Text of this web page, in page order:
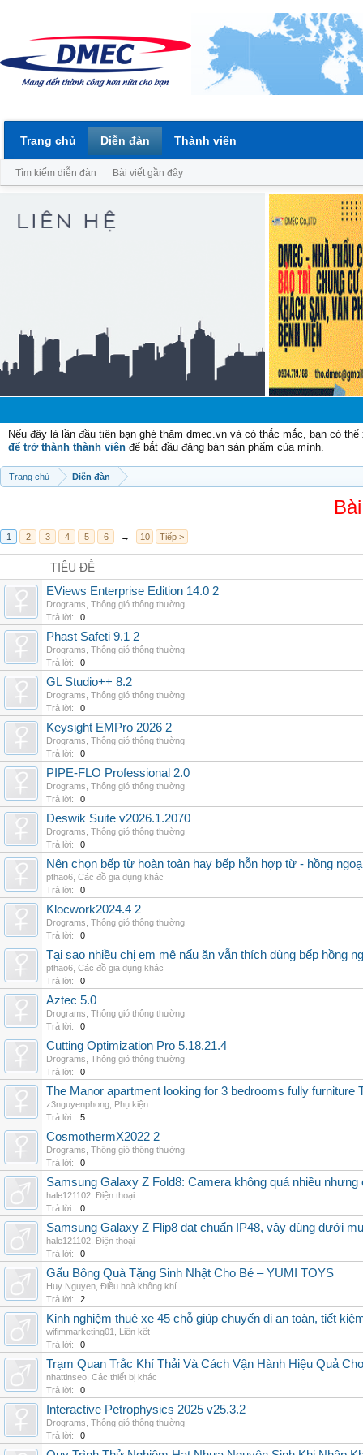
Nếu đây là lần đầu tiên bạn ghé thăm dmec.vn và có thắc mắc, bạn có
để trở thành thành viên để bắt đầu đăng bán sản phẩm của mình.
Trang chủ Diễn đàn
1 2 3 4 5 6 → 10 Tiếp >
TIÊU ĐỀ
EViews Enterprise Edition 14.0 2
Drograms Thông gió thông thường
Trả lời:
0
Phast Safeti 9.1 2
Drograms Thông gió thông thường
Trả lời:
0
GL Studio++ 8.2
Drograms Thông gió thông thường
Trả lời:
0
Keysight EMPro 2026 2
Drograms Thông gió thông thường
Trả lời:
0
PIPE-FLO Professional 2.0
Drograms Thông gió thông thường
Trả lời:
0
Deswik Suite v2026.1.2070
Drograms Thông gió thông thường
Trả lời:
0
Nên chọn bếp từ hoàn toàn hay bếp hỗn hợp từ - hồng
pthao6 Các đồ gia dụng khác
Trả lời:
0
Klocwork2024.4 2
Drograms Thông gió thông thường
Trả lời:
0
Tại sao nhiều chị em mê nấu ăn vẫn thích dùng bếp hồng
pthao6 Các đồ gia dụng khác
Trả lời:
0
Aztec 5.0
Drograms Thông gió thông thường
Trả lời:
0
Cutting Optimization Pro 5.18.21.4
Drograms Thông gió thông thường
Trả lời:
0
The Manor apartment looking for 3 bedrooms fully furniture
z3nguyenphong Phụ kiện
Trả lời:
5
CosmothermX2022 2
Drograms Thông gió thông thường
Trả lời:
0
Samsung Galaxy Z Fold8: Camera không quá nhiều nhưng
hale121102 Điện thoại
Trả lời:
0
Samsung Galaxy Z Flip8 đạt chuẩn IP48, vậy dùng dưới
hale121102 Điện thoại
Trả lời:
0
Gấu Bông Quà Tặng Sinh Nhật Cho Bé – YUMI TOYS
Huy Nguyen Điều hoà không khí
Trả lời:
2
Kinh nghiệm thuê xe 45 chỗ giúp chuyến đi an toàn, tiết
wifimmarketing01
Liên kết
Trả lời:
0
Trạm Quan Trắc Khí Thải Và Cách Vận Hành Hiệu Quả
nhattinseo Các thiết bị khác
Trả lời:
0
Interactive Petrophysics 2025 v25.3.2
Drograms Thông gió thông thường
Trả lời:
0
Trang chủ Diễn đàn
Tìm kiếm diễn đàn Bài viết gần đây
Thành viên